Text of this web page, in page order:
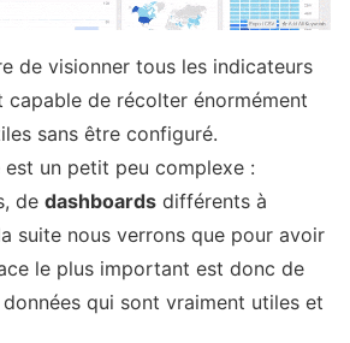
de visionner tous les indicateurs
de récolter énormément
sans être configuré.
est un petit peu complexe :
de dashboards différents à
suite nous verrons que pour avoir
le plus important est donc de
qui sont vraiment utiles et